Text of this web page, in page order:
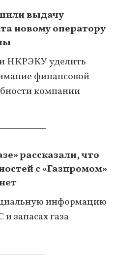
выдачу
новому оператору
НКРЭКУ уделить
финансовой
компании
рассказали, что
с «Газпромом»
информацию
запасах газа